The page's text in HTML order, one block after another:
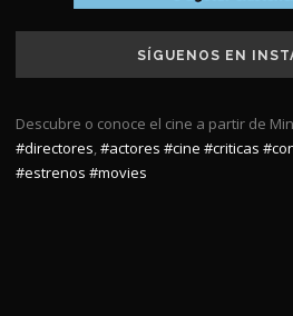
SÍGUENOS EN
Descubre o conoce el cine a partir de
#directores,#actores #cine #criticas
#estrenos #movies